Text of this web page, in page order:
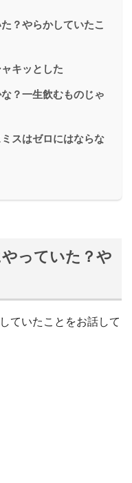
？やらかしていたこ
キッとした
？一生飲むものじゃ
スはゼロにはならな
っていた？や
ていたことをお話して